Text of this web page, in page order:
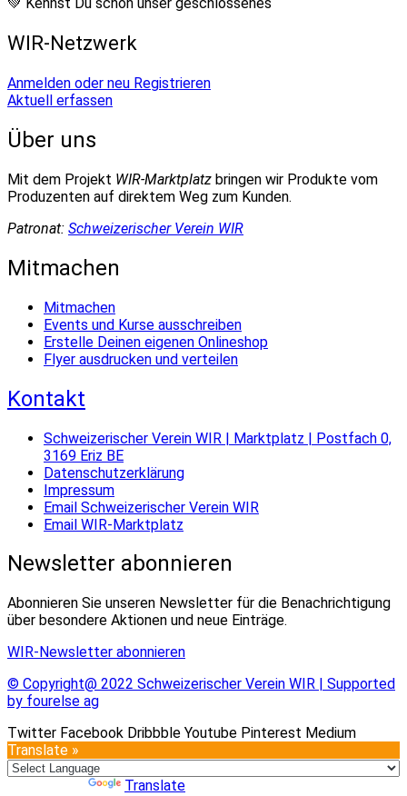
WIR-Netzwerk
Anmelden oder neu Registrieren
Aktuell erfassen
Über uns
Mit dem Projekt WIR-Marktplatz bringen wir Produkte vom
Produzenten auf direktem Weg zum Kunden.
Patronat: Schweizerischer Verein WIR
Mitmachen
Mitmachen
Events und Kurse ausschreiben
Erstelle Deinen eigenen Onlineshop
Flyer ausdrucken und verteilen
Kontakt
Schweizerischer Verein WIR | Marktplatz | Postfach 0,
3169 Eriz BE
Datenschutzerklärung
Impressum
Email Schweizerischer Verein WIR
Email WIR-Marktplatz
Newsletter abonnieren
Abonnieren Sie unseren Newsletter für die Benachrichtigung
über besondere Aktionen und neue Einträge.
WIR-Newsletter abonnieren
© Copyright@ 2022 Schweizerischer Verein WIR | Supported
by fourelse ag
Twitter Facebook Dribbble Youtube Pinterest Medium
Translate »
Translate